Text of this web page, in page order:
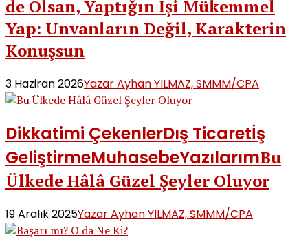
de Olsan, Yaptığın İşi Mükemmel
Yap: Unvanların Değil, Karakterin
Konuşsun
3 Haziran 2026Yazar Ayhan YILMAZ, SMMM/CPA
Dikkatimi ÇekenlerDış Ticaretİş
GeliştirmeMuhasebeYazılarımBu
Ülkede Hâlâ Güzel Şeyler Oluyor
19 Aralık 2025Yazar Ayhan YILMAZ, SMMM/CPA